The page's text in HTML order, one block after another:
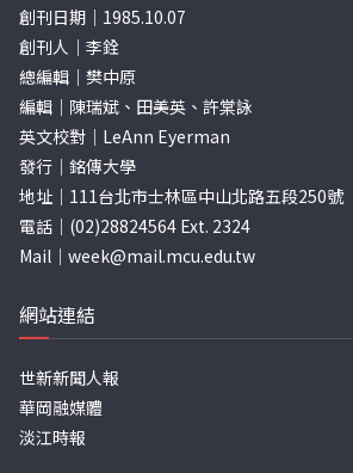
創刊日期｜1985.10.07
創刊人｜李銓
總編輯｜樊中原
編輯｜陳瑞斌、田美英、許棠詠
英文校對｜LeAnn Eyerman
發行｜銘傳大學
地址｜111台北市士林區中山北路五段250號
電話｜(02)28824564 Ext. 2324
Mail｜ week@mail.mcu.edu.tw
網站連結
世新新聞人報
華岡融媒體
淡江時報